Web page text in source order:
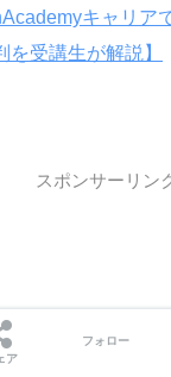
キャリア
受講生が解説】
スポンサーリン
ア
フォロー